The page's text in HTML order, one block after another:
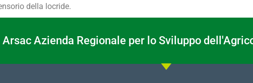
della locride.
Arsac Azienda Regionale per lo Sviluppo